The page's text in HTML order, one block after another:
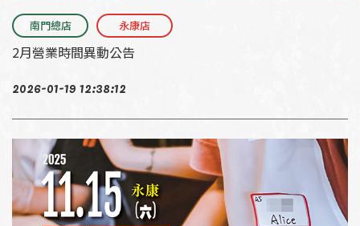
南門總店 永康店
2月營業時間異動公告
2026-01-19 12:38:12